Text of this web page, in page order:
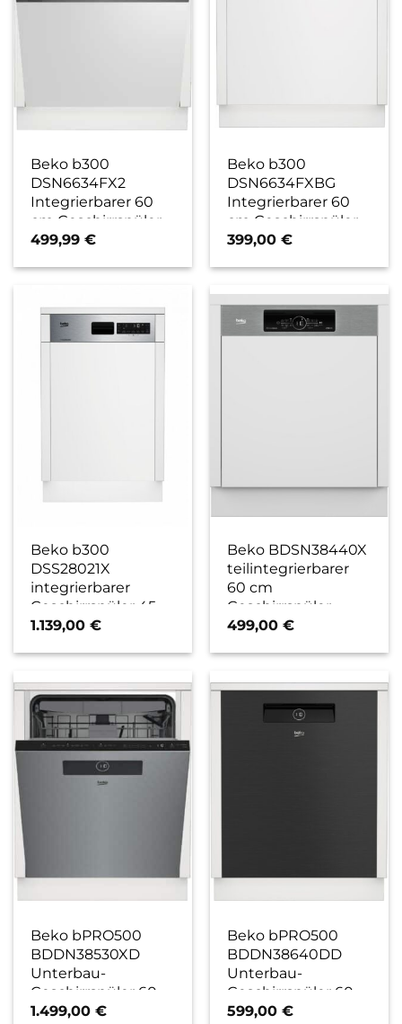
Beko b300
DSN6634FX2
Integrierbarer 60
cm Geschirrspüler
edelstahl / E
499,99€
Beko b300
DSN6634FXBG
Integrierbarer 60
cm Geschirrspüler
edelstahl / E
399,00€
Beko b300
DSS28021X
integrierbarer
Geschirrspüler 45
cm edelstahl / E
1.139,00€
Beko BDSN38440X
teilintegrierbarer
60 cm
Geschirrspüler
edelstahl / C
499,00€
Beko bPRO500
BDDN38530XD
Unterbau-
Geschirrspüler 60
cm
1.499,00€
Beko bPRO500
BDDN38640DD
Unterbau-
Geschirrspüler 60
cm dunkler
599,00€